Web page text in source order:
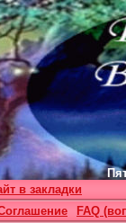
в закладки
FAQ